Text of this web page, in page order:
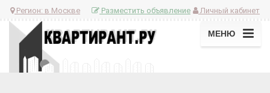
Регион: в Москве Личный кабинет
Разместить объявление
МЕНЮ